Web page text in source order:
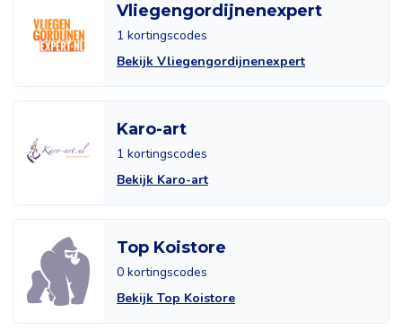
Vliegengordijnenexpert
1 kortingscodes
Bekijk Vliegengordijnenexpert
Karo-art
1 kortingscodes
Bekijk Karo-art
Top Koistore
0 kortingscodes
Bekijk Top Koistore